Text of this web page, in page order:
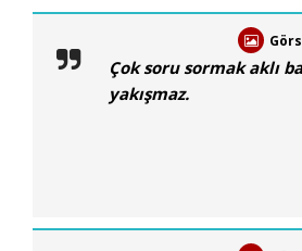
Çok soru sormak aklı
yakışmaz.